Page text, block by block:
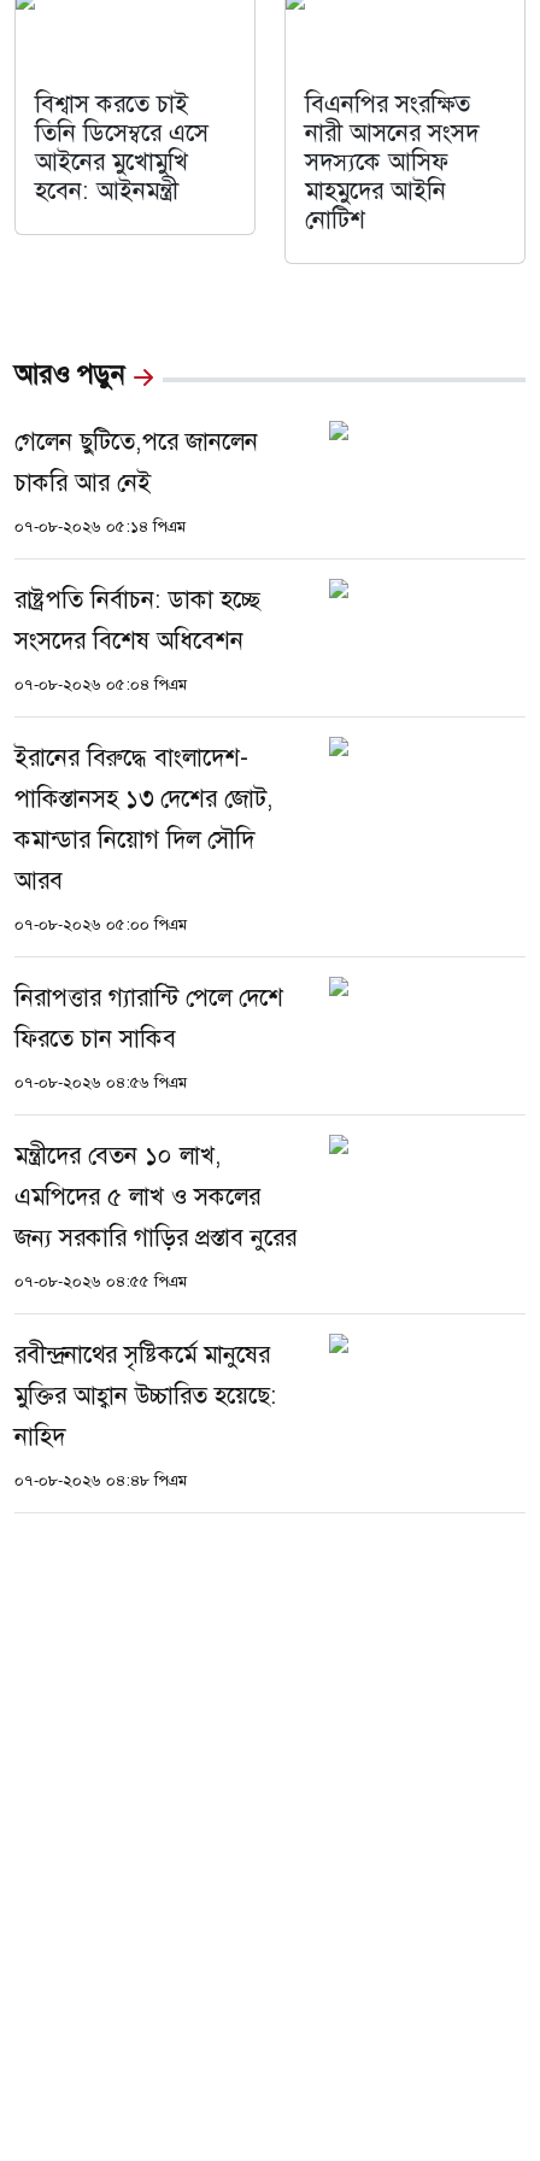
বিশ্বাস করতে চাই
তিনি ডিসেম্বরে এসে
আইনের মুখোমুখি
হবেন: আইনমন্ত্রী
বিএনপির সংরক্ষিত
নারী আসনের সংসদ
সদস্যকে আসিফ
মাহমুদের আইনি
নোটিশ
আরও পড়ুন
গেলেন ছুটিতে,পরে জানলেন
চাকরি আর নেই
০৭-০৮-২০২৬ ০৫:১৪ পিএম
রাষ্ট্রপতি নির্বাচন: ডাকা হচ্ছে
সংসদের বিশেষ অধিবেশন
০৭-০৮-২০২৬ ০৫:০৪ পিএম
ইরানের বিরুদ্ধে বাংলাদেশ-
পাকিস্তানসহ ১৩ দেশের জোট,
কমান্ডার নিয়োগ দিল সৌদি
আরব
০৭-০৮-২০২৬ ০৫:০০ পিএম
নিরাপত্তার গ্যারান্টি পেলে দেশে
ফিরতে চান সাকিব
০৭-০৮-২০২৬ ০৪:৫৬ পিএম
মন্ত্রীদের বেতন ১০ লাখ,
এমপিদের ৫ লাখ ও সকলের
জন্য সরকারি গাড়ির প্রস্তাব নুরের
০৭-০৮-২০২৬ ০৪:৫৫ পিএম
রবীন্দ্রনাথের সৃষ্টিকর্মে মানুষের
মুক্তির আহ্বান উচ্চারিত হয়েছে:
নাহিদ
০৭-০৮-২০২৬ ০৪:৪৮ পিএম